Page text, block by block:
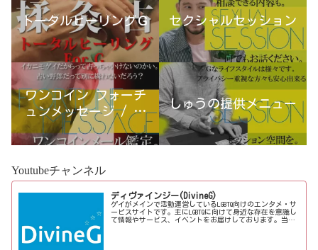
トータルヒーリングＧ セクシャルセッション
ワンコイン フォーチ
ュンメッセージ / 古
宮優雨
しゅうの提供メニュー
Youtubeチャンネル
ディヴァインジー(DivineG)
ゲイがメインで活動運営しているLGBTQ向けのエンタメ・サ
ービスサイトです。主にLGBTQに向けて身近な存在を意識し
て情報やサービス、イベントをお届けしております。当事